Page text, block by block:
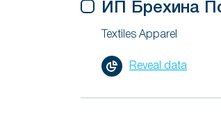
ИП Брехина
Textiles Apparel
Reveal data